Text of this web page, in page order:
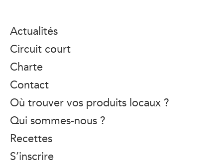
Actualités
Circuit court
Charte
Contact
Où trouver vos produits locaux ?
Qui sommes-nous ?
Recettes
S’inscrire